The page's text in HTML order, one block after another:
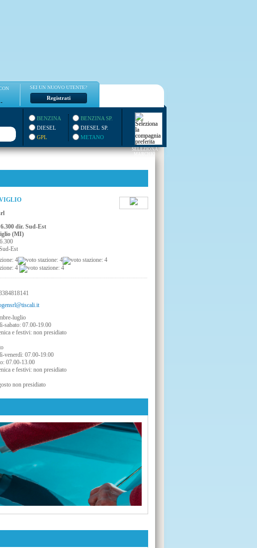
SEI UN NUOVO UTENTE?
Registrati
BENZINA
DIESEL
GPL
BENZINA SP.
DIESEL SP.
METANO
SELEZIONA
MARCHIO
dir. Sud-Est
(MI)
Est
luglio
sabato: 07.00-19.00
e festivi: non presidiato
venerdì: 07.00-19.00
07.00-13.00
e festivi: non presidiato
non presidiato